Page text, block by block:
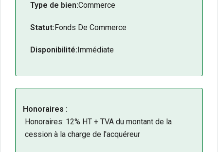
loyer.
Clientèle : Base solide et fidélisée (locale et
Capacité : Terrasse attractive de 50 places.
une vie de famille.
Agencement : Outil de travail excellent et
Type de bien:Commerce
Statut:Fonds De Commerce
Disponibilité:Immédiate
Honoraires :
Honoraires: 12% HT + TVA du montant de la
cession à la charge de l'acquéreur